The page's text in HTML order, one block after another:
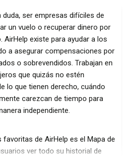
duda, ser empresas difíciles de
un vuelo o recuperar dinero por
existe para ayudar a los
a asegurar compensaciones por
o sobrevendidos. Trabajan en
que quizás no estén
lo que tienen derecho, cuándo
carezcan de tiempo para
independiente.
de AirHelp es el Mapa de
ver todo su historial de